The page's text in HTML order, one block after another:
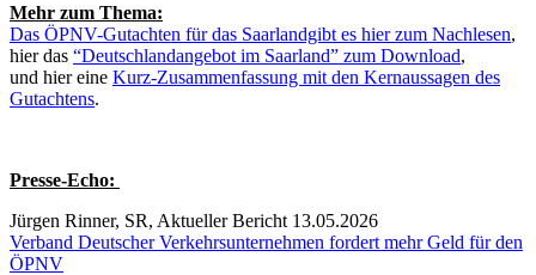
Mehr zum Thema:
Das ÖPNV-Gutachten für das Saarlandgibt es hier zum Nachlesen,
hier das “Deutschlandangebot im Saarland” zum Download,
und hier eine Kurz-Zusammenfassung mit den Kernaussagen des
Gutachtens.
Presse-Echo:
Jürgen Rinner, SR, Aktueller Bericht 13.05.2026
Verband Deutscher Verkehrsunternehmen fordert mehr Geld für den
ÖPNV